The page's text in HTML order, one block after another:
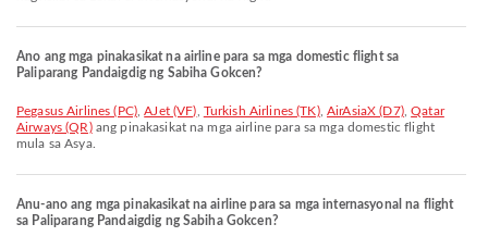
Ano ang mga pinakasikat na airline para sa mga domestic flight sa
Paliparang Pandaigdig ng Sabiha Gokcen?
Pegasus Airlines (PC),AJet (VF) Turkish Airlines (TK),AirAsiaX (D7),Qatar
Airways (QR)ang pinakasikat na mga airline para sa mga domestic flight
mula sa Asya.
Anu-ano ang mga pinakasikat na airline para sa mga internasyonal na flight
sa Paliparang Pandaigdig ng Sabiha Gokcen?